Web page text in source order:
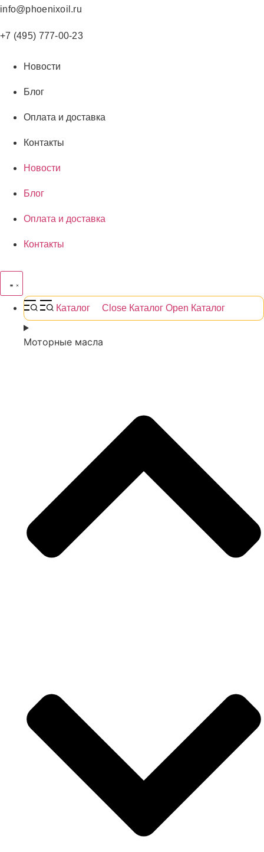
Перейти
содержимому
info@phoenixoil.ru
+7 (495) 777-00-23
Новости
Блог
Оплата и доставка
Контакты
Новости
Блог
Оплата и доставка
Контакты
Каталог Close Каталог Open Каталог
Моторные масла